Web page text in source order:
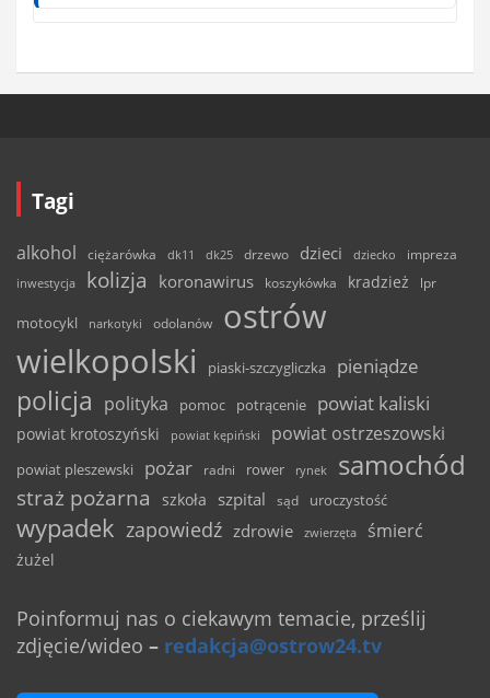
Tagi
alkohol ciężarówka dk11 dk25 drzewo dzieci dziecko
impreza
inwestycja
kolizja koronawirus koszykówka kradzież lpr
motocykl narkotyki odolanów
ostrów
wielkopolski
piaski-szczygliczka pieniądze
policja polityka pomoc potrącenie powiat kaliski
powiat krotoszyński powiat kępiński powiat ostrzeszowski
powiat pleszewski pożar radni rower rynek samochód
straż pożarna szkoła szpital sąd uroczystość
wypadek zapowiedź zdrowie zwierzęta śmierć
żużel
Poinformuj nas o ciekawym temacie, prześlij
zdjęcie/wideo – redakcja@ostrow24.tv